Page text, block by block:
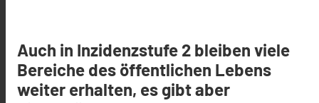
Auch in Inzidenzstufe 2 bleiben viele
Bereiche des öffentlichen Lebens
weiter erhalten, es gibt aber